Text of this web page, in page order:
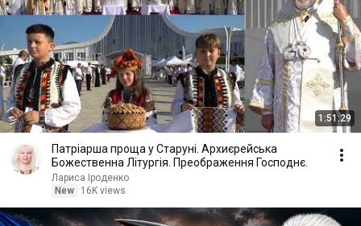
1:51:29
Патріарша проща у Старуні. Архиєрейська
Божественна Літургія. Преображення Господнє.
Лариса Іроденко
New
16K views